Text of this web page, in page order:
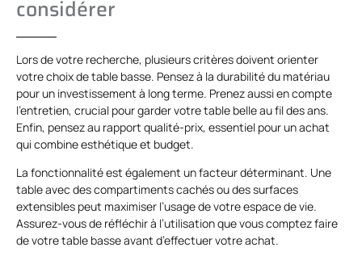
considérer
Lors de votre recherche, plusieurs critères doivent orienter
votre choix de table basse. Pensez à la durabilité du matériau
pour un investissement à long terme. Prenez aussi en compte
l’entretien, crucial pour garder votre table belle au fil des ans.
Enfin, pensez au rapport qualité-prix, essentiel pour un achat
qui combine esthétique et budget.
La fonctionnalité est également un facteur déterminant. Une
table avec des compartiments cachés ou des surfaces
extensibles peut maximiser l’usage de votre espace de vie.
Assurez-vous de réfléchir à l’utilisation que vous comptez faire
de votre table basse avant d’effectuer votre achat.